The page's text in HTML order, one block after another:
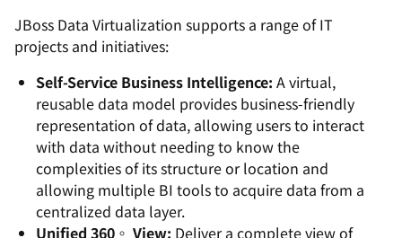
JBoss Data Virtualization supports a range of IT
projects and initiatives:
Self-Service Business Intelligence: A virtual,
reusable data model provides business-friendly
representation of data, allowing users to interact
with data without needing to know the
complexities of its structure or location and
allowing multiple BI tools to acquire data from a
centralized data layer.
Unified 360◦ View: Deliver a complete view of